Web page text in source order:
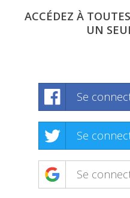
ACCÉDEZ À
UN
Se
Se
Se